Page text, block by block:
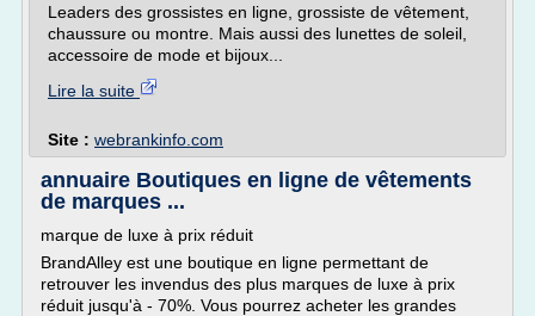
Leaders des grossistes en ligne, grossiste de vêtement,
chaussure ou montre. Mais aussi des lunettes de soleil,
accessoire de mode et bijoux...
Lire la suite
Site : webrankinfo.com
annuaire Boutiques en ligne de vêtements
de marques ...
marque de luxe à prix réduit
BrandAlley est une boutique en ligne permettant de
retrouver les invendus des plus marques de luxe à prix
réduit jusqu'à - 70%. Vous pourrez acheter les grandes